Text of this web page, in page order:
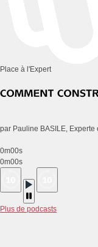
Place à l'Expert
par Pauline BASILE,
0m00s
0m00s
Plus de podcasts